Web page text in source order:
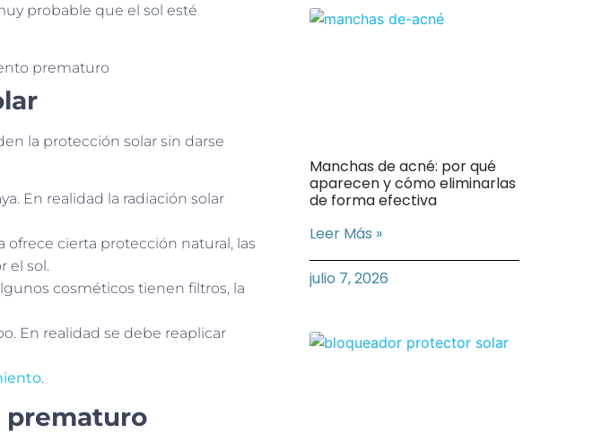
probable que el sol esté
la protección solar sin darse
En realidad la radiación solar
cierta protección natural, las
el sol.
cosméticos tienen filtros, la
En realidad se debe reaplicar
.
prematuro
Manchas de acné: por qué
aparecen y cómo eliminarlas
de forma efectiva
Leer Más »
julio 7, 2026